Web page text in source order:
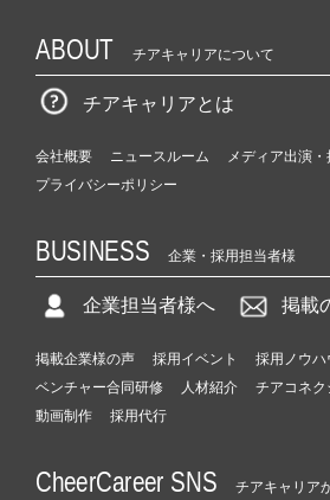
ABOUT チアキャリアについて
チアキャリアとは
会社概要 ニュースルーム
メディア出演・
プライバシーポリシー
BUSINESS 企業・採用担当者様
企業担当者様へ 掲載
掲載企業様の声 採用イベント 採用ノウハ
ベンチャー合同研修
人材紹介 チアコネク
動画制作
採用代行
CheerCareer SNS チアキャリア